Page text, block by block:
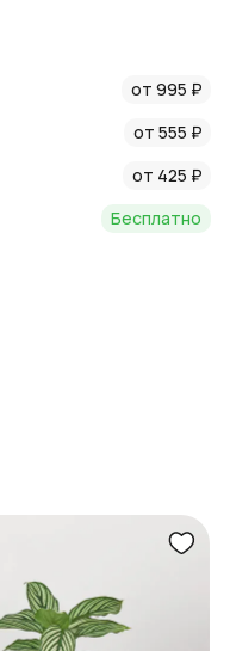
от 995 ₽
от 555 ₽
от 425 ₽
Бесплатно